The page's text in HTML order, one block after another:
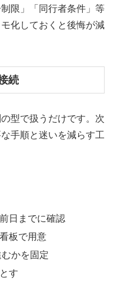
限」「同行者条件」等
化しておくと後悔が減
続
型で扱うだけです。次
手順と迷いを減らす工
日までに確認
板で用意
かを固定
す